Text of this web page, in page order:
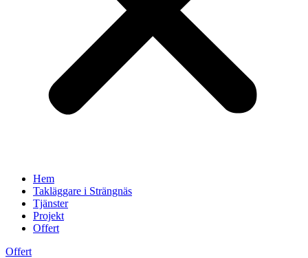
Hem
Takläggare i Strängnäs
Tjänster
Projekt
Offert
Offert